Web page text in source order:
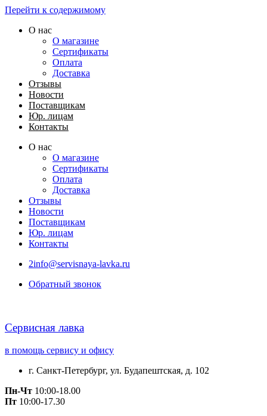
Перейти к содержимому
О нас
О магазине
Сертификаты
Оплата
Доставка
Отзывы
Новости
Поставщикам
Юр. лицам
Контакты
О нас
О магазине
Сертификаты
Оплата
Доставка
Отзывы
Новости
Поставщикам
Юр. лицам
Контакты
2info@servisnaya-lavka.ru
Обратный звонок
Сервисная лавка
в помощь сервису и офису
г. Санкт-Петербург, ул. Будапештская, д. 102
Пн-Чт 10:00-18.00
Пт 10:00-17.30